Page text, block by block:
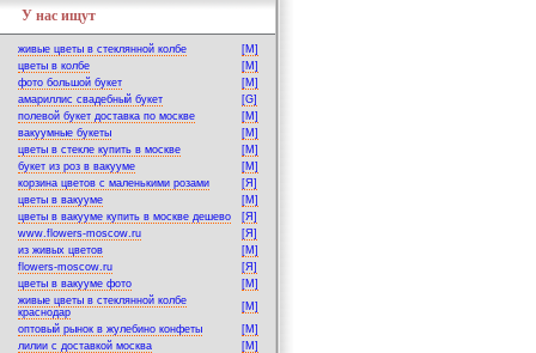
У нас ищут
живые цветы в стеклянной колбе
[M]
цветы в колбе
[M]
фото большой букет
[M]
амариллис свадебный букет
[G]
полевой букет доставка по москве
[M]
вакуумные букеты
[M]
цветы в стекле купить в москве
[M]
букет из роз в вакууме
[M]
корзина цветов с маленькими розами
[Я]
цветы в вакууме
[M]
цветы в вакууме купить в москве дешево
[Я]
www.flowers-moscow.ru
[Я]
из живых цветов
[M]
flowers-moscow.ru
[Я]
цветы в вакууме фото
[M]
живые цветы в стеклянной колбе
краснодар
[M]
оптовый рынок в жулебино конфеты
[M]
лилии с доставкой москва
[M]